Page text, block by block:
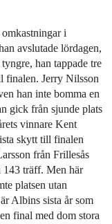
i
avslutade lördagen,
han tappade tre
finalen. Jerry Nilsson
han inte bomma en
gick från sjunde plats
vinnare Kent
skytt till finalen
från Frillesås
143 träff. Men här
platsen utan
Albins sista år som
final med dom stora